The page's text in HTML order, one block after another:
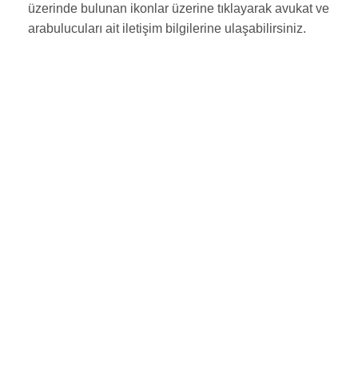
üzerinde bulunan ikonlar üzerine tıklayarak avukat ve
arabulucuları ait iletişim bilgilerine ulaşabilirsiniz.